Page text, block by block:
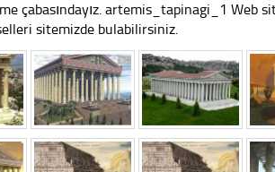
çabasındayız. artemis_tapinagi_1 Web
sitemizde bulabilirsiniz.